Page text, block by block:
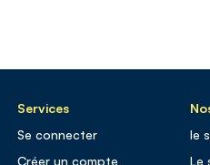
Services
Se connecter
Créer un compte
le
Le